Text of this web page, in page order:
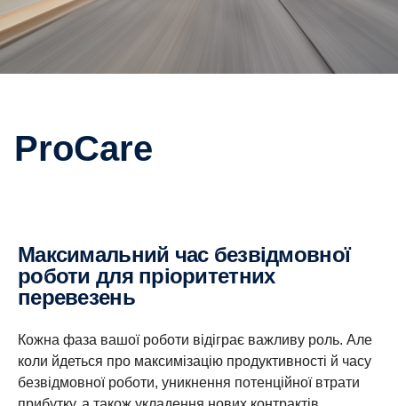
ProCare
Максимальний час безвідмовної
роботи для пріоритетних
перевезень
Кожна фаза вашої роботи відіграє важливу роль. Але
коли йдеться про максимізацію продуктивності й часу
безвідмовної роботи, уникнення потенційної втрати